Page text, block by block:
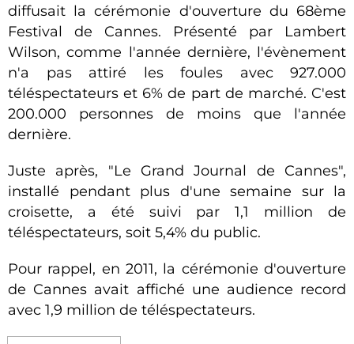
diffusait la cérémonie d'ouverture du 68ème
Festival de Cannes. Présenté par Lambert
Wilson, comme l'année dernière, l'évènement
n'a pas attiré les foules avec 927.000
téléspectateurs et 6% de part de marché. C'est
200.000 personnes de moins que l'année
dernière.
Juste après, "Le Grand Journal de Cannes",
installé pendant plus d'une semaine sur la
croisette, a été suivi par 1,1 million de
téléspectateurs, soit 5,4% du public.
Pour rappel, en 2011, la cérémonie d'ouverture
de Cannes avait affiché une audience record
avec 1,9 million de téléspectateurs.